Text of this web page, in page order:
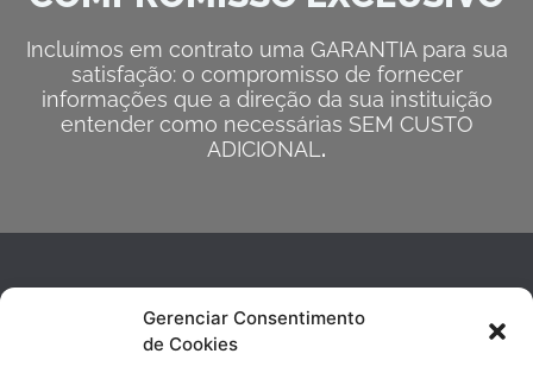
Gerenciar Consentimento
de Cookies
Incluímos em contrato uma GARANTIA para sua
satisfação: o compromisso de fornecer
informações que a direção da sua instituição
entender como necessárias SEM CUSTO
ADICIONAL.